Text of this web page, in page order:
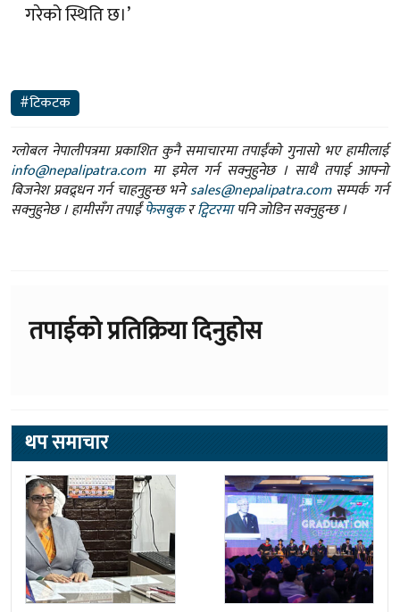
गरेको स्थिति छ।’
#टिकटक
ग्लोबल नेपालीपत्रमा प्रकाशित कुनै समाचारमा तपाईंको गुनासो भए हामीलाई
info@nepalipatra.comमा इमेल गर्न सक्नुहुनेछ । साथै तपाई आफ्नो
बिजनेश प्रवद्र्धन गर्न चाहनुहुन्छ भनेsales@nepalipatra.comसम्पर्क गर्न
सक्नुहुनेछ । हामीसँग तपाईंफेसबुकरट्विटरमापनि जोडिन सक्नुहुन्छ ।
तपाईको प्रतिक्रिया दिनुहोस
थप समाचार